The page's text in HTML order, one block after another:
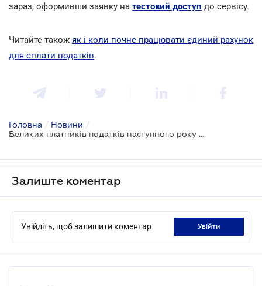
зараз, оформивши заявку на тестовий доступ до сервісу.
Читайте також як і коли почне працювати єдиний рахунок
для сплати податків.
Головна / Новини /
Великих платників податків наступного року буде більше
Залиште коментар
Увійдіть, щоб залишити коментар увійти